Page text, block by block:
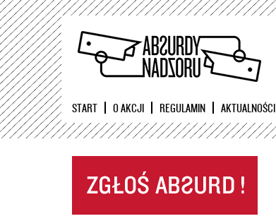
START O AKCJI REGULAMIN AKTUALNOŚCI